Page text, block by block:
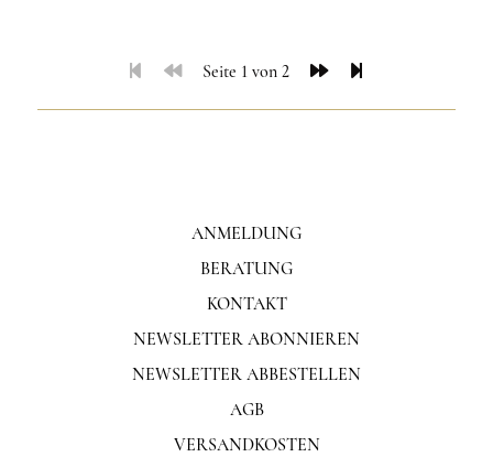
Seite 1 von 2
ANMELDUNG
BERATUNG
KONTAKT
NEWSLETTER ABONNIEREN
NEWSLETTER ABBESTELLEN
AGB
VERSANDKOSTEN